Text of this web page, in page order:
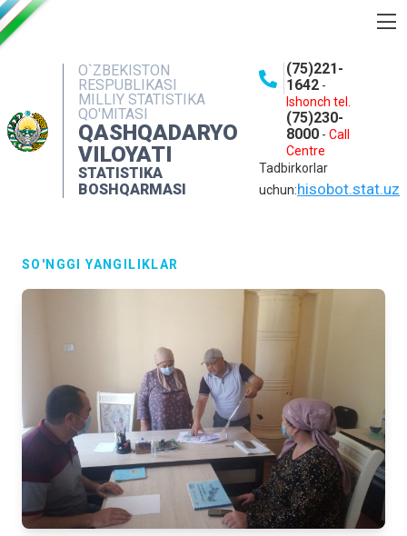
O`ZBEKISTON
RESPUBLIKASI
MILLIY STATISTIKA
QO'MITASI
QASHQADARYO
VILOYATI
STATISTIKA
BOSHQARMASI
(75)221-
1642 -
Ishonch tel.
(75)230-
8000 - Call
Centre
Tadbirkorlar
uchun:hisobot.stat.uz
OCHIQ MA'LUMOTLAR
NASHRLAR
INTERAKTIV XIZMATLAR
MATBUOT XIZMATI
SO'NGGI YANGILIKLAR